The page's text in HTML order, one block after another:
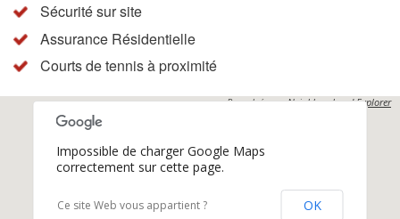
Sécurité sur site
Assurance Résidentielle
Courts de tennis à proximité
Propulsés parNeighbourhood Explorer
Impossible de charger Google Maps
correctement sur cette page.
Ce site Web vous appartient ? OK